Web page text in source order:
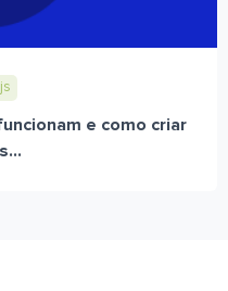
e como criar